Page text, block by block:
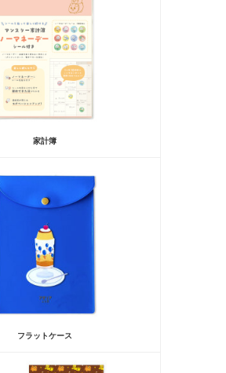
家計簿
フラットケース